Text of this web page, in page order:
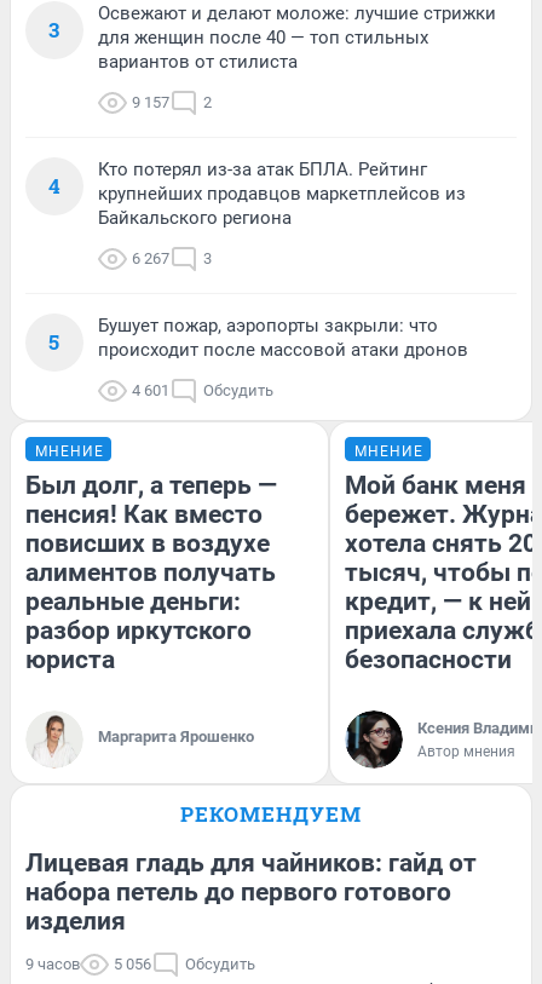
3
Освежают и делают моложе: лучшие стрижки
для женщин после 40 — топ стильных
вариантов от стилиста
9 157 2
4
Кто потерял из-за атак БПЛА. Рейтинг
крупнейших продавцов маркетплейсов из
Байкальского региона
6 267 3
5
Бушует пожар, аэропорты закрыли: что
происходит после массовой атаки дронов
4 601 Обсудить
МНЕНИЕ
Был долг, а теперь —
пенсия! Как вместо
повисших в воздухе
алиментов получать
реальные деньги:
разбор иркутского
юриста
Маргарита Ярошенко
МНЕНИЕ
Мой банк меня
бережет.
хотела снять
тысяч, чтобы
кредит, — к
приехала
безопасности
Ксения
Автор мнения
РЕКОМЕНДУЕМ
Лицевая гладь для чайников: гайд от
набора петель до первого готового
изделия
9 часов 5 056 Обсудить